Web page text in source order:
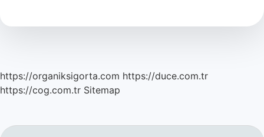
Hayvan
https://organiksigorta.com https://duce.com.tr
https://cog.com.tr Sitemap